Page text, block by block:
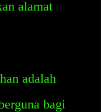
alamat
adalah
bagi